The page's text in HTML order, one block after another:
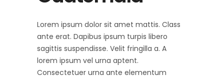
Lorem ipsum dolor sit amet mattis. Class
ante erat. Dapibus ipsum turpis libero
sagittis suspendisse. Velit fringilla a. A
lorem ipsum vel urna aptent.
Consectetuer urna ante elementum